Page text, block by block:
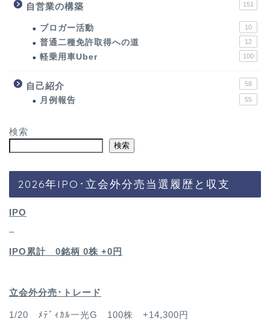
自営業の構築 151
ブロガー活動 10
普通二種免許取得への道 12
軽乗用車Uber 100
自己紹介 58
月例報告 55
検索
検索
2026年IPO･立会外分売当選履歴と収支
IPO
–
IPO累計 0銘柄 0株 +0円
立会外分売･トレード
1/20 ﾒﾃﾞｨｶﾙ一光G 100株 +14,300円